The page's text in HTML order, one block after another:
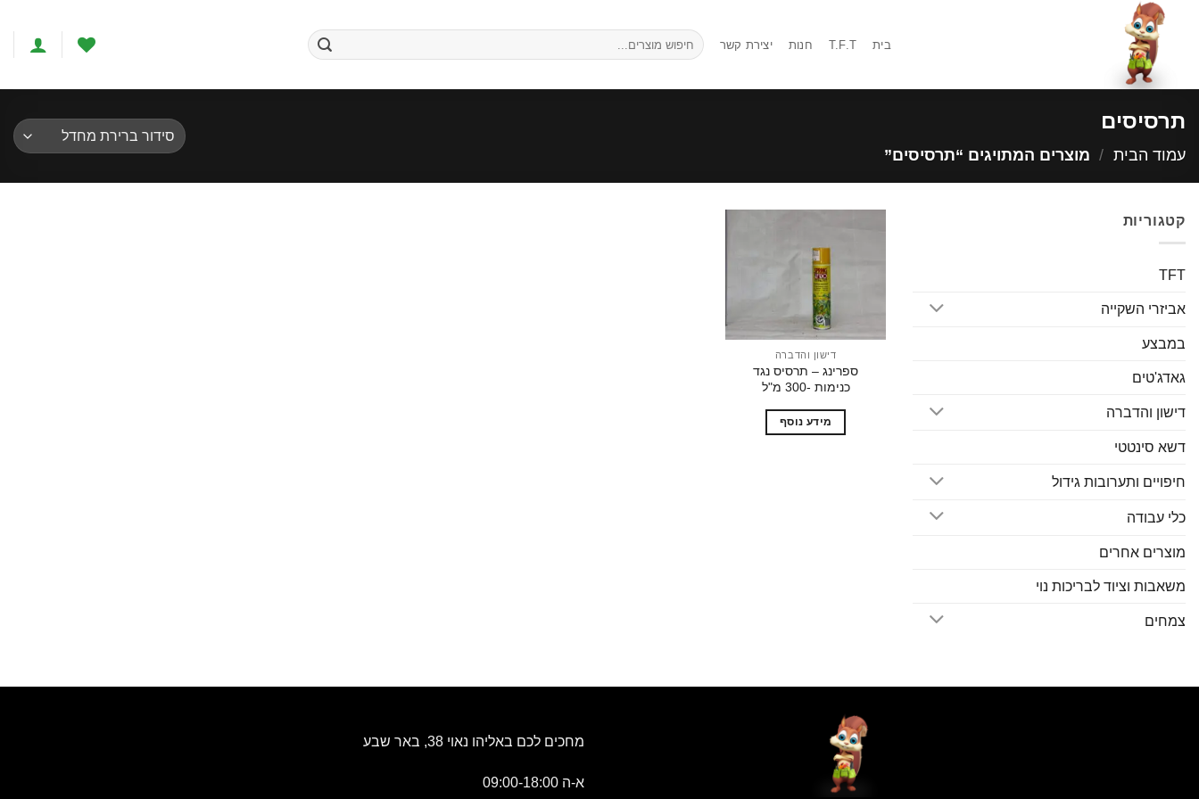
content
בית T.F.T חנות יצירת קשר
חיפוש
עבור:
תרסיסים
עמוד הבית / מוצרים המתויגים “תרסיסים”
קטגוריות
TFT
אביזרי השקייה
במבצע
גאדג'טים
דישון והדברה
דשא סינטטי
חיפויים ותערובות גידול
כלי עבודה
מוצרים אחרים
משאבות וציוד לבריכות נוי
צמחים
דישון והדברה
ספרינג – תרסיס נגד
כנימות -300 מ"ל
מידע נוסף
מחכים לכם באליהו נאוי 38, באר שבע
א-ה 09:00-18:00